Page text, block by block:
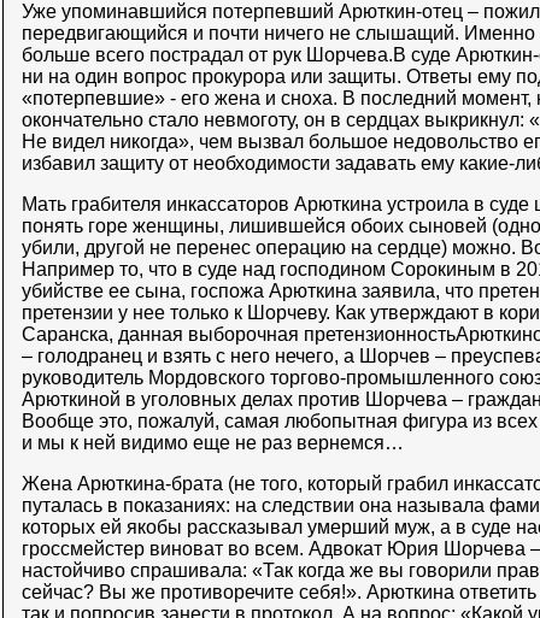
Уже упоминавшийся потерпевший Арюткин-отец –
передвигающийся и почти ничего не слышащий. Именно
больше всего пострадал от рук Шорчева.В суде
ни на один вопрос прокурора или защиты. Ответы ему
«потерпевшие» - его жена и сноха. В последний момент,
окончательно стало невмоготу, он в сердцах
Не видел никогда», чем вызвал большое недовольство
избавил защиту от необходимости задавать ему какие-
Мать грабителя инкассаторов Арюткина устроила в суде
понять горе женщины, лишившейся обоих сыновей
убили, другой не перенес операцию на сердце) можно.
Например то, что в суде над господином Сорокиным в
убийстве ее сына, госпожа Арюткина заявила, что
претензии у нее только к Шорчеву. Как утверждают в
Саранска, данная выборочная
– голодранец и взять с него нечего, а Шорчев –
руководитель Мордовского торгово-промышленного
Арюткиной в уголовных делах против Шорчева –
Вообще это, пожалуй, самая любопытная фигура из
и мы к ней видимо еще не раз вернемся…
Жена Арюткина-брата (не того, который грабил
путалась в показаниях: на следствии она называла
которых ей якобы рассказывал умерший муж, а в суде
гроссмейстер виноват во всем. Адвокат Юрия Шорчева
настойчиво спрашивала: «Так когда же вы говорили
сейчас? Вы же противоречите себя!». Арюткина
так и попросив занести в протокол. А на вопрос: